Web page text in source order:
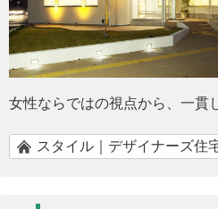
女性ならではの視点から、一貫
スタイル｜デザイナーズ住